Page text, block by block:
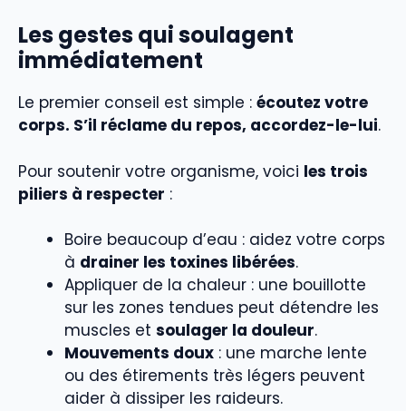
Les gestes qui soulagent
immédiatement
Le premier conseil est simple : écoutez votre
corps. S’il réclame du repos, accordez-le-lui.
Pour soutenir votre organisme, voici les trois
piliers à respecter :
Boire beaucoup d’eau : aidez votre corps
à drainer les toxines libérées.
Appliquer de la chaleur : une bouillotte
sur les zones tendues peut détendre les
muscles et soulager la douleur.
Mouvements doux : une marche lente
ou des étirements très légers peuvent
aider à dissiper les raideurs.